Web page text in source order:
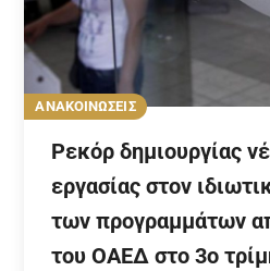
ΑΝΑΚΟΙΝΩΣΕΙΣ
Ρεκόρ δημιουργίας
εργασίας στον
των προγραμμάτων
του ΟΑΕΔ στο 3ο